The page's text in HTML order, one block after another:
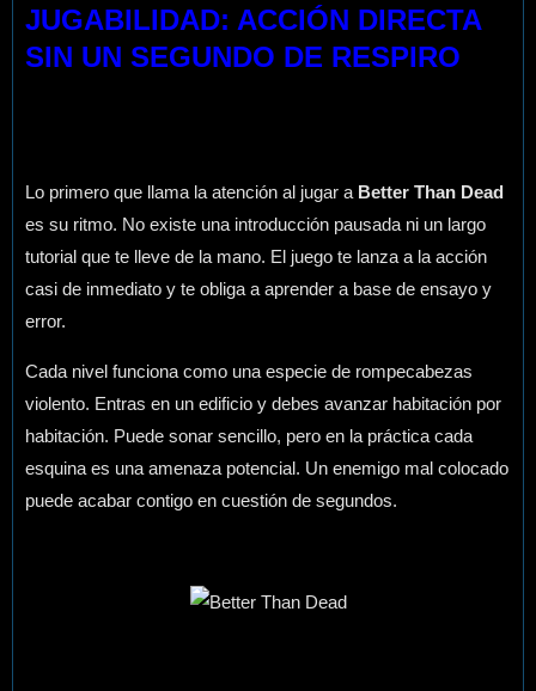
JUGABILIDAD: ACCIÓN DIRECTA
SIN UN SEGUNDO DE RESPIRO
Lo primero que llama la atención al jugar a Better Than Dead
es su ritmo. No existe una introducción pausada ni un largo
tutorial que te lleve de la mano. El juego te lanza a la acción
casi de inmediato y te obliga a aprender a base de ensayo y
error.
Cada nivel funciona como una especie de rompecabezas
violento. Entras en un edificio y debes avanzar habitación por
habitación. Puede sonar sencillo, pero en la práctica cada
esquina es una amenaza potencial. Un enemigo mal colocado
puede acabar contigo en cuestión de segundos.